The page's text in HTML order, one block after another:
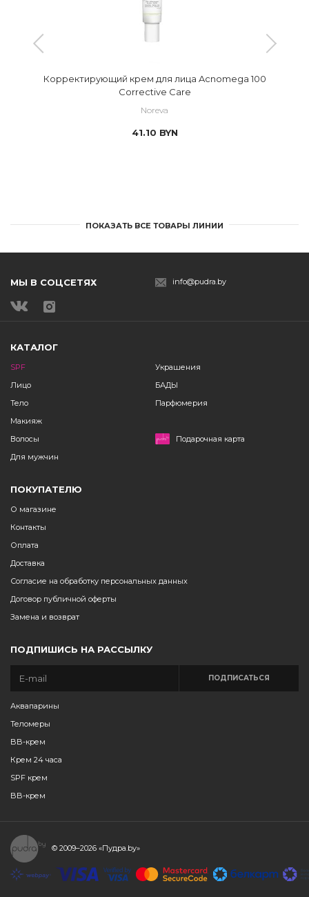
Корректирующий крем для лица Acnomega 100
Corrective Care
Noreva
41.10 BYN
ПОКАЗАТЬ ВСЕ ТОВАРЫ ЛИНИИ
МЫ В СОЦСЕТЯХ info@pudra.by
КАТАЛОГ
SPF
Лицо
Тело
Макияж
Волосы
Для мужчин
Украшения
БАДЫ
Парфюмерия
Подарочная карта
ПОКУПАТЕЛЮ
О магазине
Контакты
Оплата
Доставка
Согласие на обработку персональных данных
Договор публичной оферты
Замена и возврат
ПОДПИШИСЬ НА РАССЫЛКУ
ПОДПИСАТЬСЯ
Аквапарины
Теломеры
BB-крем
Крем 24 часа
SPF крем
BB-крем
© 2009–2026 «Пудра.by»